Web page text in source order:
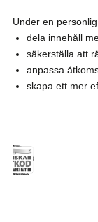
Under en
dela innehåll
säkerställa att
anpassa
skapa ett mer